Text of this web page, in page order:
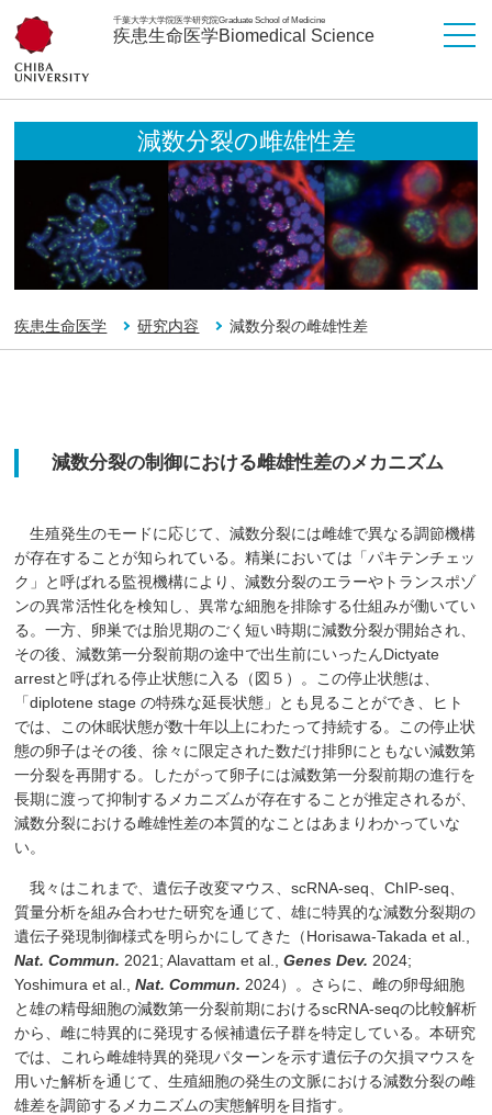
千葉大学大学院医学研究院
疾患生命医学
Graduate School of Medicine
Biomedical Science
減数分裂の雌雄性差
疾患生命医学 研究内容 減数分裂の雌雄性差
減数分裂の制御における雌雄性差のメカニズム
生殖発生のモードに応じて、減数分裂には雌雄で異なる調節機構
が存在することが知られている。精巣においては「パキテンチェッ
ク」と呼ばれる監視機構により、減数分裂のエラーやトランスポゾ
ンの異常活性化を検知し、異常な細胞を排除する仕組みが働いてい
る。一方、卵巣では胎児期のごく短い時期に減数分裂が開始され、
その後、減数第一分裂前期の途中で出生前にいったんDictyate
arrestと呼ばれる停止状態に入る（図５）。この停止状態は、
「diplotene stage の特殊な延長状態」とも見ることができ、ヒト
では、この休眠状態が数十年以上にわたって持続する。この停止状
態の卵子はその後、徐々に限定された数だけ排卵にともない減数第
一分裂を再開する。したがって卵子には減数第一分裂前期の進行を
長期に渡って抑制するメカニズムが存在することが推定されるが、
減数分裂における雌雄性差の本質的なことはあまりわかっていな
い。
我々はこれまで、遺伝子改変マウス、scRNA-seq、ChIP-seq、
質量分析を組み合わせた研究を通じて、雄に特異的な減数分裂期の
遺伝子発現制御様式を明らかにしてきた（Horisawa-Takada et al.,
Nat. Commun. 2021; Alavattam et al.,Genes Dev. 2024;
Yoshimura et al.,Nat. Commun. 2024）。さらに、雌の卵母細胞
と雄の精母細胞の減数第一分裂前期におけるscRNA-seqの比較解析
から、雌に特異的に発現する候補遺伝子群を特定している。本研究
では、これら雌雄特異的発現パターンを示す遺伝子の欠損マウスを
用いた解析を通じて、生殖細胞の発生の文脈における減数分裂の雌
雄差を調節するメカニズムの実態解明を目指す。